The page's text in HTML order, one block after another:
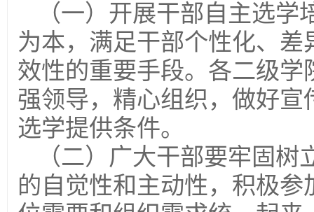
（一）开展干部自主选
为本，满足干部个性化、
效性的重要手段。各二级
强领导，精心组织，做好
选学提供条件。
（二）广大干部要牢固
的自觉性和主动性，积极